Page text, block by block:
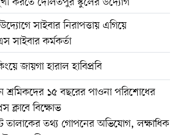
সাইবার নিরাপত্তায় এগিয়ে
সাইবার কর্মকর্তা
জায়গা হারাল হাবিপ্রবি
শ্রমিকদের ১৫ বছরের পাওনা পরিশোধের
ক্লাবে বিক্ষোভ
তালাকের তথ্য গোপনের অভিযোগ, লক্ষাধিক